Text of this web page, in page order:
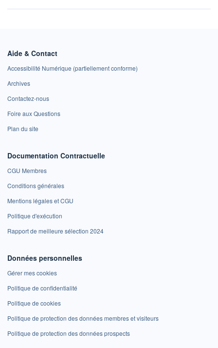
Aide & Contact
Accessibilité Numérique (partiellement conforme)
Archives
Contactez-nous
Foire aux Questions
Plan du site
Documentation Contractuelle
CGU Membres
Conditions générales
Mentions légales et CGU
Politique d'exécution
Rapport de meilleure sélection 2024
Données personnelles
Gérer mes cookies
Politique de confidentialité
Politique de cookies
Politique de protection des données membres et visiteurs
Politique de protection des données prospects